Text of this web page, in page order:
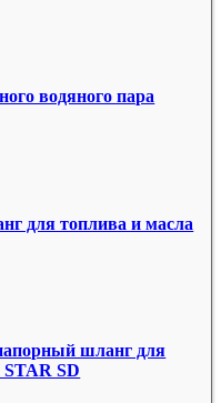
водяного пара
для топлива и масла
шланг для
SD